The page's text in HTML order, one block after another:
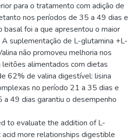
para o tratamento com adição de
nos períodos de 35 a 49 dias e
basal foi a que apresentou o maior
suplementação de L-glutamina +L-
não promoveu melhoria nos
leitões alimentados com dietas
62% de valina digestível: lisina
no período 21 a 35 dias e
49 dias garantiu o desempenho
to evaluate the addition of L-
more relationships digestible